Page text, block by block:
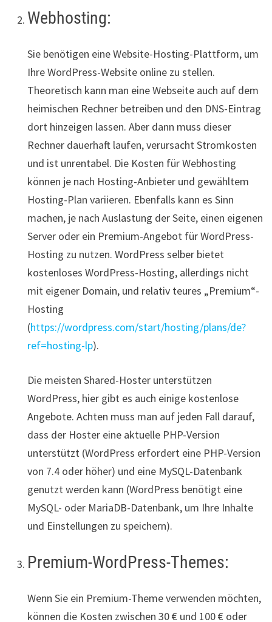
Webhosting:
Sie benötigen eine Website-Hosting-Plattform, um
Ihre WordPress-Website online zu stellen.
Theoretisch kann man eine Webseite auch auf dem
heimischen Rechner betreiben und den DNS-Eintrag
dort hinzeigen lassen. Aber dann muss dieser
Rechner dauerhaft laufen, verursacht Stromkosten
und ist unrentabel. Die Kosten für Webhosting
können je nach Hosting-Anbieter und gewähltem
Hosting-Plan variieren. Ebenfalls kann es Sinn
machen, je nach Auslastung der Seite, einen eigenen
Server oder ein Premium-Angebot für WordPress-
Hosting zu nutzen. WordPress selber bietet
kostenloses WordPress-Hosting, allerdings nicht
mit eigener Domain, und relativ teures „Premium“-
Hosting
(https://wordpress.com/start/hosting/plans/de?
ref=hosting-lp).
Die meisten Shared-Hoster unterstützen
WordPress, hier gibt es auch einige kostenlose
Angebote. Achten muss man auf jeden Fall darauf,
dass der Hoster eine aktuelle PHP-Version
unterstützt (WordPress erfordert eine PHP-Version
von 7.4 oder höher) und eine MySQL-Datenbank
genutzt werden kann (WordPress benötigt eine
MySQL- oder MariaDB-Datenbank, um Ihre Inhalte
und Einstellungen zu speichern).
Premium-WordPress-Themes:
Wenn Sie ein Premium-Theme verwenden möchten,
können die Kosten zwischen 30 € und 100 € oder